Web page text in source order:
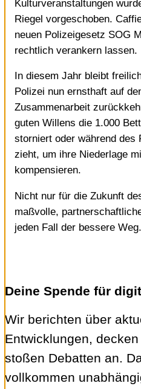
Kulturveranstaltungen
Riegel vorgeschoben.
neuen Polizeigesetz SOG
rechtlich verankern lassen.
In diesem Jahr bleibt
Polizei nun ernsthaft auf
Zusammenarbeit
guten Willens die 1.000
storniert oder während des
zieht, um ihre Niederlage
kompensieren.
Nicht nur für die Zukunft
maßvolle,
jeden Fall der bessere Weg.
Deine Spende für
Wir berichten über
Entwicklungen,
stoßen Debatten an.
vollkommen